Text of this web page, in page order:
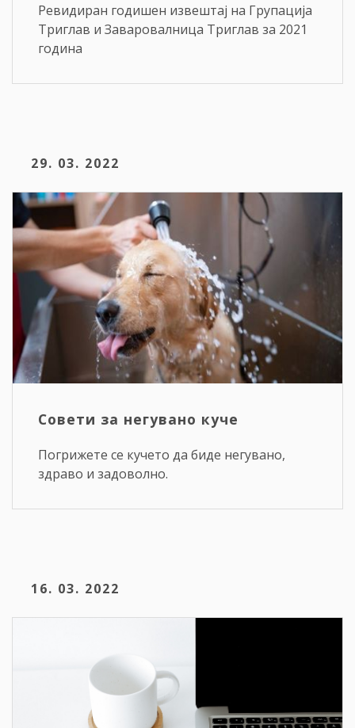
Ревидиран годишен извештај на Групација
Триглав и Заваровалница Триглав за 2021
година
29. 03. 2022
Совети за негувано куче
Погрижете се кучето да биде негувано,
здраво и задоволно.
16. 03. 2022